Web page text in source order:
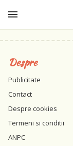
Despre
Publicitate
Contact
Despre cookies
Termeni si conditii
ANPC